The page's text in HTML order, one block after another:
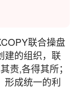
联合操盘
建的组织，联
责,各得其所；
形成统一的利